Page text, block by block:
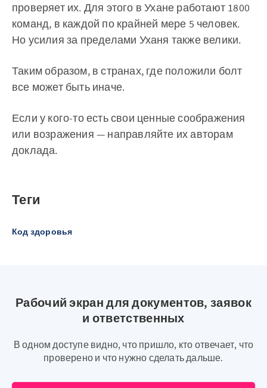
проверяет их. Для этого в Ухане работают 1800
команд, в каждой по крайней мере 5 человек.
Но усилия за пределами Уханя также велики.
Таким образом, в странах, где положили болт
все может быть иначе.
Если у кого-то есть свои ценные соображения
или возражения — направляйте их авторам
доклада.
Теги
Код здоровья
Рабочий экран для документов, заявок
и ответственных
В одном доступе видно, что пришло, кто отвечает, что
проверено и что нужно сделать дальше.